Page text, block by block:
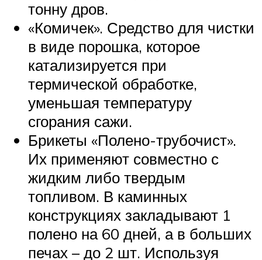
тонну дров.
«Комичек». Средство для чистки
в виде порошка, которое
катализируется при
термической обработке,
уменьшая температуру
сгорания сажи.
Брикеты «Полено-трубочист».
Их применяют совместно с
жидким либо твердым
топливом. В каминных
конструкциях закладывают 1
полено на 60 дней, а в больших
печах – до 2 шт. Используя